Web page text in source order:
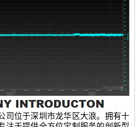
司位于深圳市龙华区大浪。拥有十